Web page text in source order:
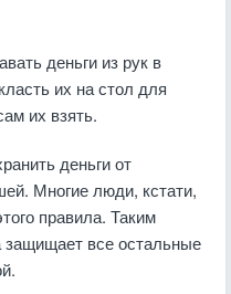
деньги из рук в
их на стол для
их взять.
деньги от
Многие люди, кстати,
правила. Таким
защищает все остальные